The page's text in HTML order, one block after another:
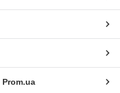
Prom.ua